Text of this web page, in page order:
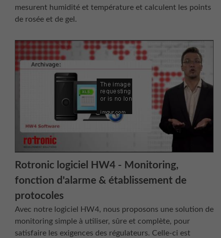
mesurent humidité et température et calculent les points
de rosée et de gel.
Rotronic logiciel HW4 - Monitoring,
fonction d'alarme & établissement de
protocoles
Avec notre logiciel HW4, nous proposons une solution de
monitoring simple à utiliser, sûre et complète, pour
satisfaire les exigences des régulateurs. Celle-ci est